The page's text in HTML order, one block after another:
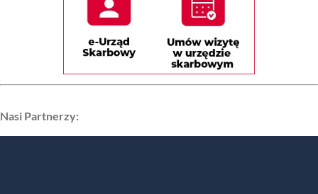
Nasi Partnerzy: